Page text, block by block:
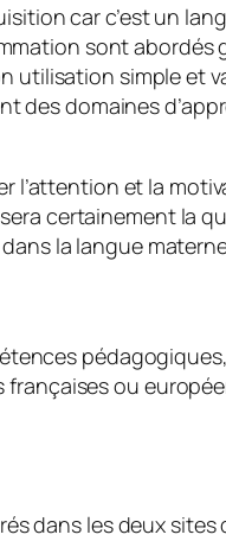
car c’est un
sont abordés
utilisation simple et
des domaines
l’attention et la
certainement la
la langue
ou
dans les deux